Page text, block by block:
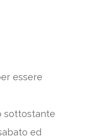
essere
sottostante
ed